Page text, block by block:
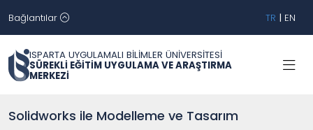
Bağlantılar TR | EN
ISPARTA UYGULAMALI BİLİMLER ÜNİVERSİTESİ
SÜREKLİ EĞİTİM UYGULAMA VE ARAŞTIRMA
MERKEZİ
Solidworks ile Modelleme ve Tasarım